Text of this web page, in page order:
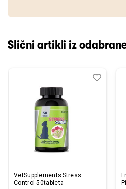
Slični artikli iz
VetSupplements Stress
Control 50tableta
Dodaj
Uporedi